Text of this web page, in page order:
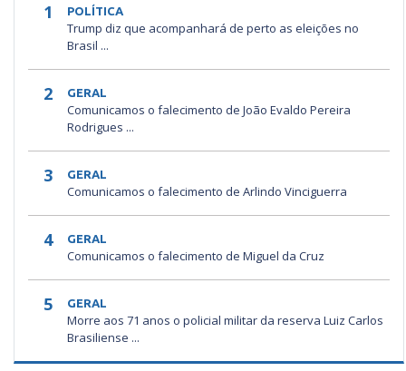
1 POLÍTICA
Trump diz que acompanhará de perto as eleições no
Brasil ...
2 GERAL
Comunicamos o falecimento de João Evaldo Pereira
Rodrigues ...
3 GERAL
Comunicamos o falecimento de Arlindo Vinciguerra
4 GERAL
Comunicamos o falecimento de Miguel da Cruz
5 GERAL
Morre aos 71 anos o policial militar da reserva Luiz Carlos
Brasiliense ...